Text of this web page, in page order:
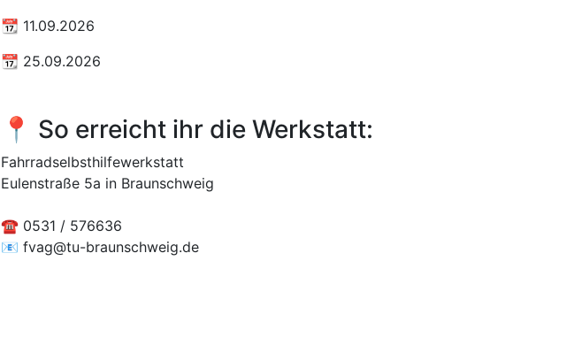
📆 11.09.2026
📆 25.09.2026
📍 So erreicht ihr die Werkstatt:
Fahrradselbsthilfewerkstatt
Eulenstraße 5a in Braunschweig
☎️ 0531 / 576636
📧 fvag@tu-braunschweig.de